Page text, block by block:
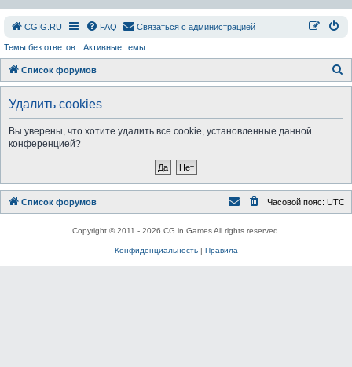
СGIG.RU FAQ Связаться с администрацией
Темы без ответов Активные темы
Список форумов
о
Удалить cookies
Вы уверены, что хотите удалить все cookie, установленные данной
конференцией?
Список форумов Часовой пояс: UTC
Copyright © 2011 - 2026 CG in Games All rights reserved.
Конфиденциальность| Правила